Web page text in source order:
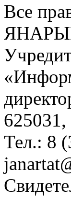
Все
Тел.: 8